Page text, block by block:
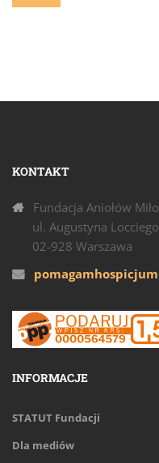
KONTAKT
Fundacja Aniołów
ul. Augustyna
02-928 Warszawa
INFORMACJE
STATUT Fundacji
Dla mediów